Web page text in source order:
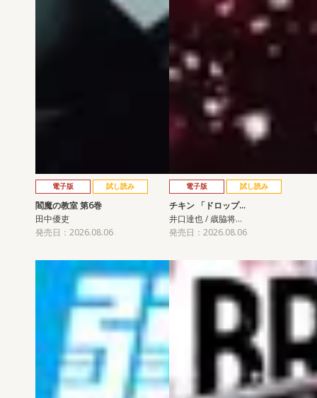
電子版 試し読み
閻魔の教室 第6巻
田中優吏
発売日：2026.08.06
電子版 試し読み
チキン 「ドロップ…
井口達也 / 歳脇将…
発売日：2026.08.06